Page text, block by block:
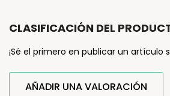
CLASIFICACIÓN DEL
¡Sé el primero en publicar un artículo
AÑADIR UNA VALORACIÓN